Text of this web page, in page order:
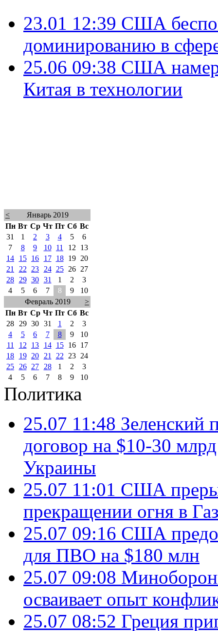
23.01 12:39 США
доминированию в
25.06 09:38 США
Китая в технологии
<
Январь 2019
Пн Вт Ср Чт Пт Сб Вс
31
1 2 3 4 5
6
7
8 9 10 11 12
13
14
15 16 17 18 19
20
21
22 23 24 25 26
27
28
29 30 31 1 2
3
4
5 6 7 8 9
10
Февраль 2019
>
Пн Вт Ср Чт Пт Сб Вс
28
29 30 31 1 2
3
4
5 6 7 8 9
10
11
12 13 14 15 16
17
18
19 20 21 22 23
24
25
26 27 28 1 2
3
4
5 6 7 8 9 10
Политика
25.07 11:48 Зеленский
договор на $10-30
Украины
25.07 11:01 США
прекращении огня в
25.07 09:16 США
для ПВО на $180 млн
25.07 09:08
осваивает опыт
25.07 08:52 Греция